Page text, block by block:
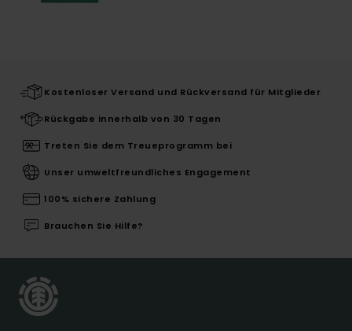
Kostenloser Versand und Rückversand für Mitglieder
Rückgabe innerhalb von 30 Tagen
Treten Sie dem Treueprogramm bei
Unser umweltfreundliches Engagement
100% sichere Zahlung
Brauchen Sie Hilfe?